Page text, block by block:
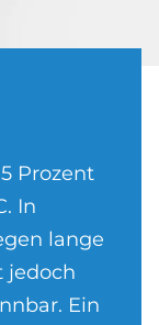
Prozent
In
lange
jedoch
Ein